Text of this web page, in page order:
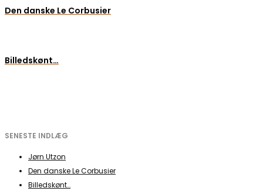
Den danske Le Corbusier
Billedskønt…
SENESTE INDLÆG
Jørn Utzon
Den danske Le Corbusier
Billedskønt…